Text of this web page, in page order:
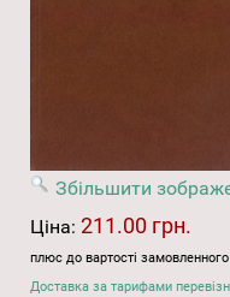
Збільшити
Ціна: 211.00 грн.
плюс до вартості
Доставка за тарифами